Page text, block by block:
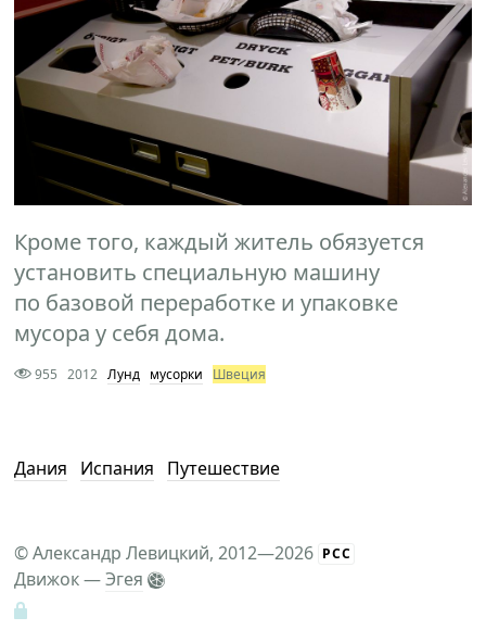
Кроме того, каждый житель обязуется
установить специальную машину
по базовой переработке и упаковке
мусора у себя дома.
955 2012 Лунд мусорки Швеция
Дания Испания Путешествие
©Александр Левицкий, 2012—2026 РСС
Движок —Эгея